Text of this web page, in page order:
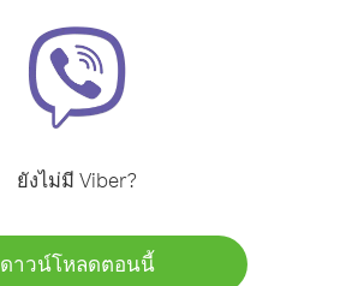
ยังไม่มี Viber?
ดาวน์โหลดตอนนี้